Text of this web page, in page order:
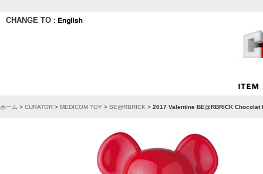
CHANGE TO :
ホーム > CURATOR > MEDICOM TOY > BE@RBRICK > 2017 Valentine BE@RBRICK Chocolat